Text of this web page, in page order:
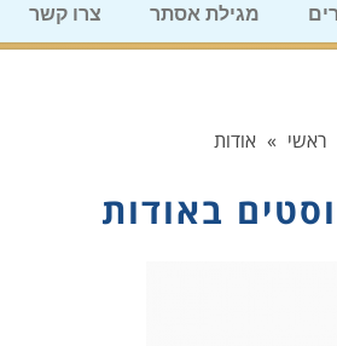
מגילת אסתר צרו קשר
ראשי » אודות
באודות